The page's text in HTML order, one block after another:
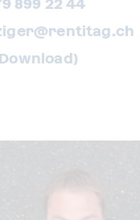
899 22 44